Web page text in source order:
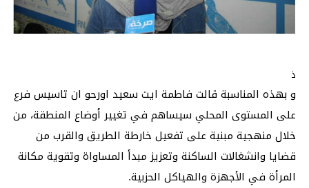
ذ
و بهذه المناسبة قالت فاطمة ايت سعيد اورحو ان تاسيس فرع
على المستوى المحلي سيساهم في تغيير أوضاع المنطقة، من
خلال منهجية مبنية على تفعيل خارطة الطريق والقرب من
قضايا وانشغالات الساكنة وتعزيز مبدأ المساواة وتقوية مكانة
المرأة في الأجهزة والهياكل الحزبية.